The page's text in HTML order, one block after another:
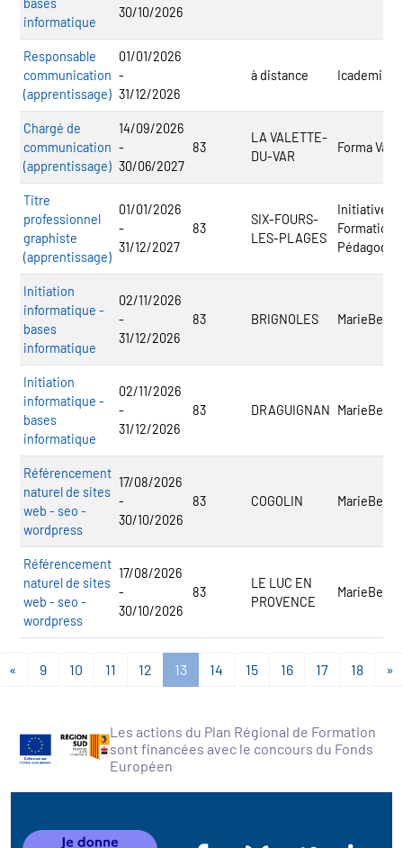
informatique
30/10/2026
Responsable
communication
(apprentissage)
01/01/2026
-
31/12/2026
à distance Icademie
Chargé de
communication
(apprentissage)
14/09/2026
-
30/06/2027
83
LA VALETTE-
DU-VAR
Forma Var
Titre
professionnel
graphiste
(apprentissage)
01/01/2026
-
31/12/2027
83
SIX-FOURS-
LES-PLAGES
Initiative
Formation
Pédagogie
Initiation
informatique -
bases
informatique
02/11/2026
-
31/12/2026
83 BRIGNOLES
Initiation
informatique -
bases
informatique
02/11/2026
-
31/12/2026
83 DRAGUIGNAN
Référencement
naturel de sites
web - seo -
wordpress
17/08/2026
-
30/10/2026
83 COGOLIN
Référencement
naturel de sites
web - seo -
wordpress
17/08/2026
-
30/10/2026
83
LE LUC EN
PROVENCE
« 9 10 11 12 13 14 15 16 17 18 »
Les actions du Plan Régional de Formation
sont financées avec le concours du Fonds
Européen